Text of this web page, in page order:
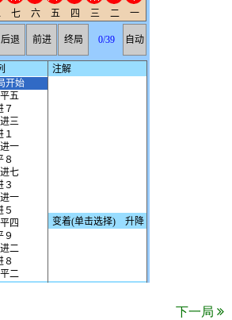
下一局